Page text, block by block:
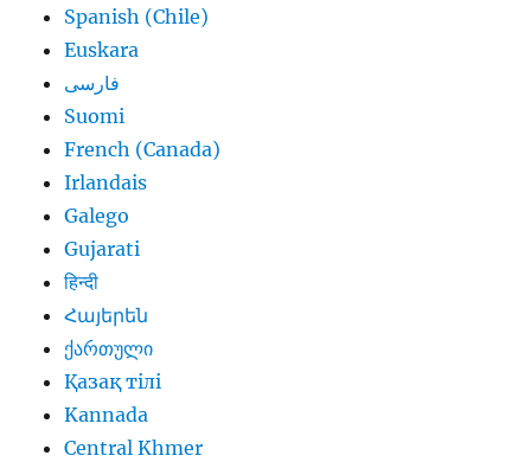
Spanish (Chile)
Euskara
فارسی
Suomi
French (Canada)
Irlandais
Galego
Gujarati
हिन्दी
Հայերեն
ქართული
Қазақ тілі
Kannada
Central Khmer